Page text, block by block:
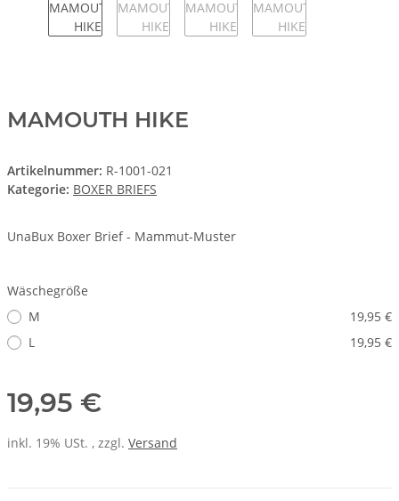
MAMOUTH HIKE
Artikelnummer: R-1001-021
Kategorie: BOXER BRIEFS
UnaBux Boxer Brief - Mammut-Muster
Wäschegröße
M
19,95 €
L
19,95 €
19,95 €
inkl. 19% USt. , zzgl. Versand